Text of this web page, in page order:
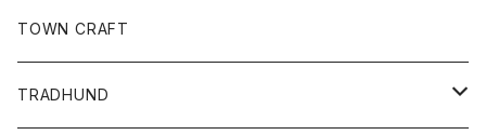
トップス
レディース
TOWN CRAFT
TRADHUND